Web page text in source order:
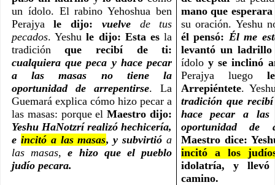
un ídolo. El rabino Yehoshua ben
Perajya le dijo: vuelve de tus
pecados. Yeshu le dijo: Esta es la
tradición
cualquiera que peca y hace pecar
a las masas no tiene la
oportunidad de arrepentirse. La
Guemará explica cómo hizo pecar a
las masas: porque el
Yeshu HaNotzrí realizó hechicería,
e incitó a las masas, y subvirtió a
las masas, e hizo que el pueblo
judío pecara.
mano que
él pensó: Él me
levantó un ladrillo
ídolo y se inclinó
Perajya luego
Arrepiéntete.
tradición que
hace pecar a
oportunidad de
incitó a los
idolatría, y
camino.